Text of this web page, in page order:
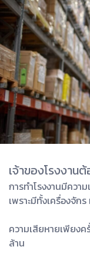
เจ้าของโรงงาน
การทำโรงงานมีควา
เพราะมีทั้งเครื่องจั
ความเสียหายเพียง
ล้าน